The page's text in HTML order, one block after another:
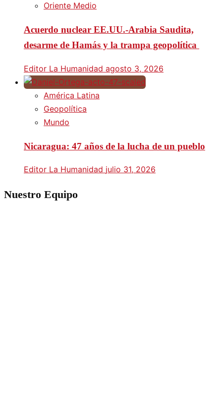
Oriente Medio
Acuerdo nuclear EE.UU.-Arabia Saudita,
desarme de Hamás y la trampa geopolítica
Editor La Humanidad agosto 3, 2026
América Latina
Geopolítica
Mundo
Nicaragua: 47 años de la lucha de un pueblo
Editor La Humanidad julio 31, 2026
Nuestro Equipo